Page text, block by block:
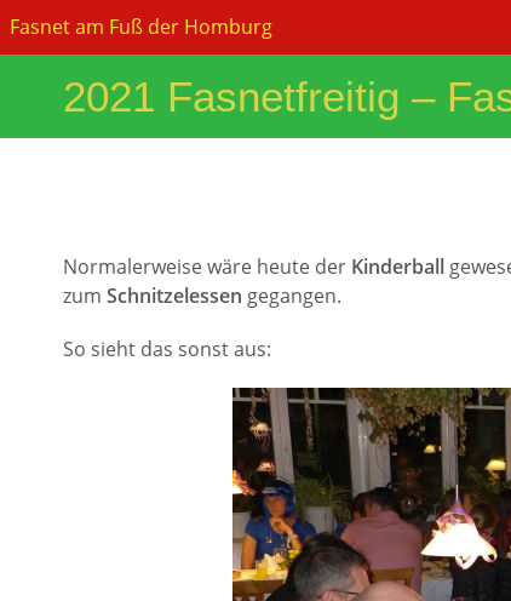
Inhalt
springen
Fasnet am Fuß der Homburg
2021 Fasnetfreitig –
Normalerweise wäre heute der Kinderball
zumSchnitzelessen gegangen.
So sieht das sonst aus: